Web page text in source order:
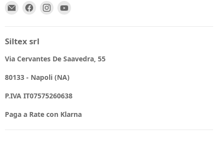
Email
Trovaci Trovaci
Siltex srl
Via Cervantes De Saavedra, 55
80133 - Napoli (NA)
P.IVA IT07575260638
Paga a Rate con Klarna